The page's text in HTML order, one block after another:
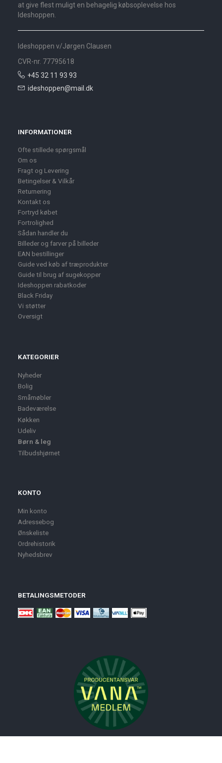
at give flest muligt en behagelig købsoplevelse hos
Ideshoppen.
Ideshoppen v/Jørgen Clausen
CVR-nr. 77795618
+45 32 11 93 93
ideshoppen@mail.dk
INFORMATIONER
Ofte stillede spørgsmål
Om os
Fragt og Levering
Betingelser & Vilkår
Returnering
Kontakt os
Fortryd købet
Fortrolighed
Sådan handler du
Billeder og farver på billeder
EAN bestillinger
Guide ved køb af træprodukter
Guide til brug af sugekopper
Ideshoppen rabatkoder
Black Friday
Vi støtter
Oversigt
KATEGORIER
Nyheder
Bolig
Småmøbler
Badeværelse
Køkken
Udeliv
Børn & leg
Tilbudshjørnet
KONTO
Min konto
Adressebog
Ønskeliste
Ordrehistorik
Nyhedsbrev
BETALINGSMETODER